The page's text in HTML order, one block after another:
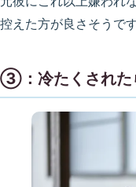
控えた方が良さそうです
③：冷たくされた